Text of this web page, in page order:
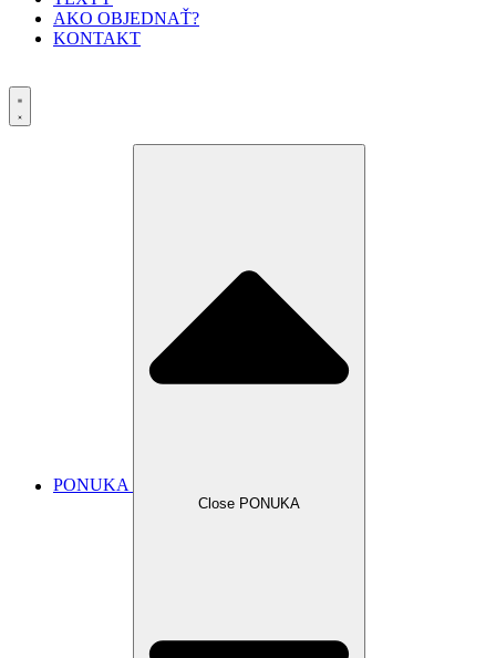
AKO OBJEDNAŤ?
KONTAKT
PONUKA
Close PONUKA